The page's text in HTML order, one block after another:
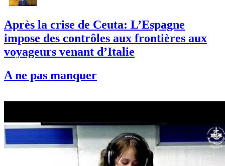
Après la crise de Ceuta: L’Espagne
impose des contrôles aux frontières aux
voyageurs venant d’Italie
A ne pas manquer